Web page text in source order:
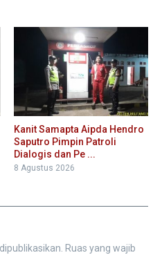
Kanit Samapta Aipda Hendro
Saputro Pimpin Patroli
Dialogis dan Pe ...
8 Agustus 2026
Ruas yang wajib